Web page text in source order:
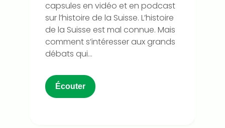
capsules en vidéo et en podcast
sur l’histoire de la Suisse. L’histoire
de la Suisse est mal connue. Mais
comment s’intéresser aux grands
débats qui...
Écouter